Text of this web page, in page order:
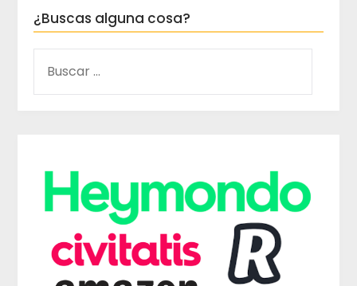
¿Buscas alguna cosa?